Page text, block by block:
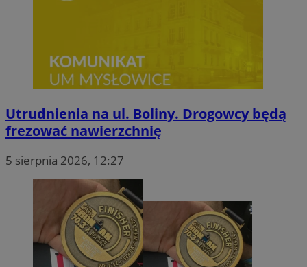
Utrudnienia na ul. Boliny. Drogowcy będą
frezować nawierzchnię
5 sierpnia 2026, 12:27